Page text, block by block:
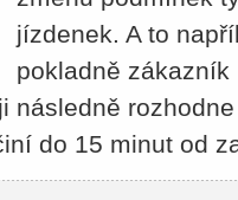
jízdenek. A to
pokladně
následně
do 15 minut od